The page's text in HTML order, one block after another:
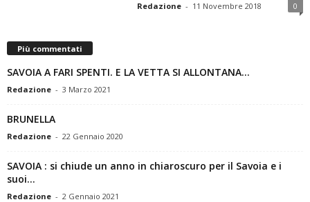
Redazione - 11 Novembre 2018 0
Più commentati
SAVOIA A FARI SPENTI. E LA VETTA SI ALLONTANA…
Redazione - 3 Marzo 2021
BRUNELLA
Redazione - 22 Gennaio 2020
SAVOIA : si chiude un anno in chiaroscuro per il Savoia e i
suoi...
Redazione - 2 Gennaio 2021